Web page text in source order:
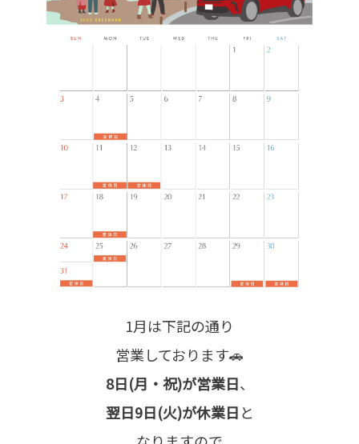
1月は下記の通り
営業しております🚗
8日(月・祝)が営業日、
翌日9日(火)が休業日と